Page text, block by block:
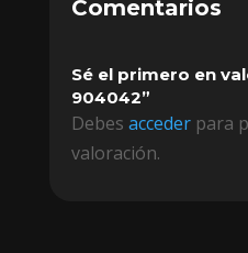
Comentarios
Sé el primero en
904042”
Debes accederpara
valoración.